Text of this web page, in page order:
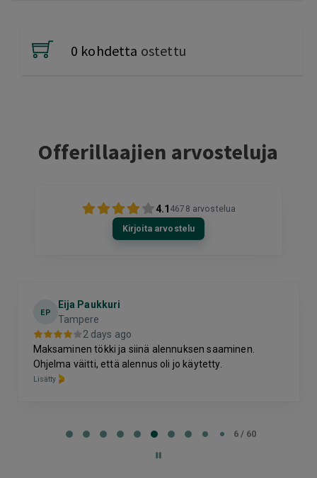
0 kohdetta ostettu
Offerillaajien arvosteluja
4.1 4678 arvostelua
Kirjoita arvostelu
EP
Eija Paukkuri
Tampere
2 days ago
Maksaminen tökki ja siinä alennuksen saaminen.
Ohjelma väitti, että alennus oli jo käytetty.
Lisätty
6 / 60